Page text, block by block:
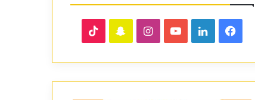
Facebook
LinkedIn
YouTube
Instagram
Snapchat